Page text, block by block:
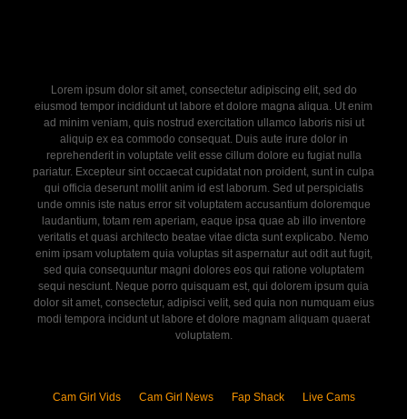
Lorem ipsum dolor sit amet, consectetur adipiscing elit, sed do
eiusmod tempor incididunt ut labore et dolore magna aliqua. Ut enim
ad minim veniam, quis nostrud exercitation ullamco laboris nisi ut
aliquip ex ea commodo consequat. Duis aute irure dolor in
reprehenderit in voluptate velit esse cillum dolore eu fugiat nulla
pariatur. Excepteur sint occaecat cupidatat non proident, sunt in culpa
qui officia deserunt mollit anim id est laborum. Sed ut perspiciatis
unde omnis iste natus error sit voluptatem accusantium doloremque
laudantium, totam rem aperiam, eaque ipsa quae ab illo inventore
veritatis et quasi architecto beatae vitae dicta sunt explicabo. Nemo
enim ipsam voluptatem quia voluptas sit aspernatur aut odit aut fugit,
sed quia consequuntur magni dolores eos qui ratione voluptatem
sequi nesciunt. Neque porro quisquam est, qui dolorem ipsum quia
dolor sit amet, consectetur, adipisci velit, sed quia non numquam eius
modi tempora incidunt ut labore et dolore magnam aliquam quaerat
voluptatem.
Cam Girl Vids Cam Girl News Fap Shack Live Cams